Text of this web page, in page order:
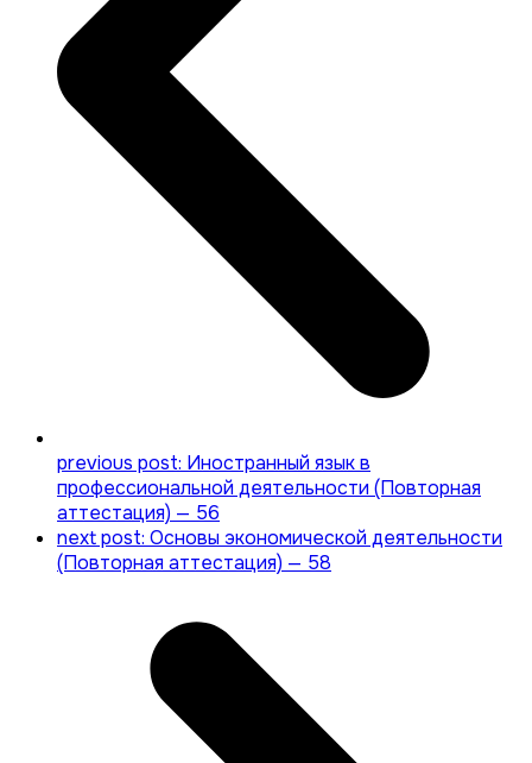
previous post: Иностранный язык в
профессиональной деятельности (Повторная
аттестация) — 56
next post: Основы экономической деятельности
(Повторная аттестация) — 58